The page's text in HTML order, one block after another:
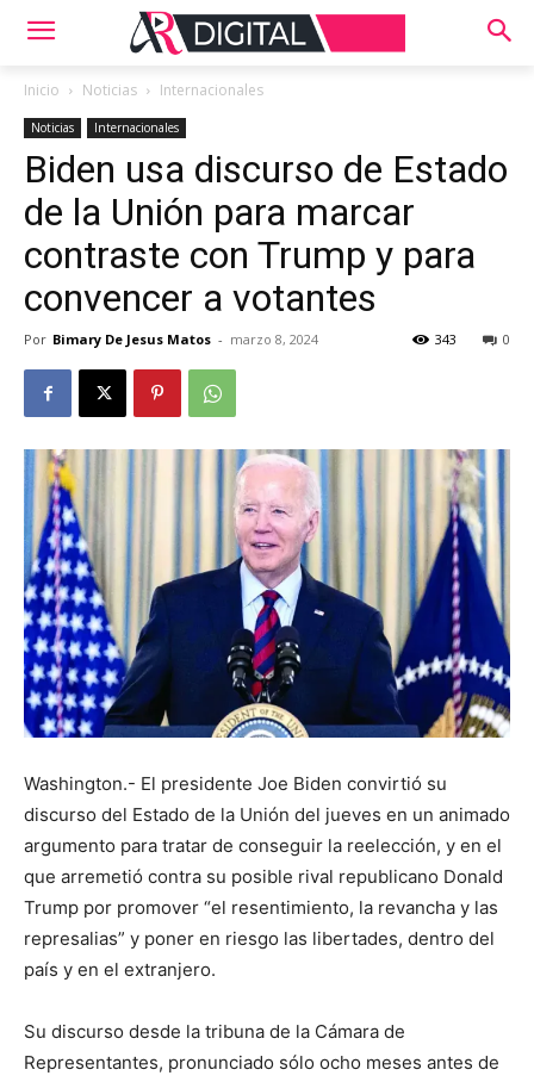
Inicio Noticias Internacionales
Noticias Internacionales
Biden usa discurso de Estado
de la Unión para marcar
contraste con Trump y para
convencer a votantes
Por Bimary De Jesus Matos - marzo 8, 2024 0
343
Washington.- El presidente Joe Biden convirtió su
discurso del Estado de la Unión del jueves en un animado
argumento para tratar de conseguir la reelección, y en el
que arremetió contra su posible rival republicano Donald
Trump por promover “el resentimiento, la revancha y las
represalias” y poner en riesgo las libertades, dentro del
país y en el extranjero.
Su discurso desde la tribuna de la Cámara de
Representantes, pronunciado sólo ocho meses antes de